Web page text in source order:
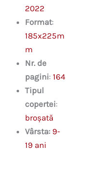
2022
Format:
185x225m
m
Nr. de
pagini: 164
Tipul
copertei:
broșată
Vârsta: 9-
19 ani